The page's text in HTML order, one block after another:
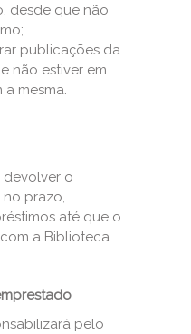
desde que não
publicações da
não estiver em
mesma.
devolver o
prazo,
até que o
a Biblioteca.
pelo